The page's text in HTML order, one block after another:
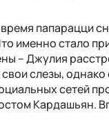
папарацци
именно стало
– Джулия
слезы,
сетей
Кардашьян.